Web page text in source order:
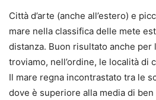
Città d’arte (anche all’estero) e
mare nella classifica delle mete
distanza. Buon risultato anche per
troviamo, nell’ordine, le località di
Il mare regna incontrastato tra le
dove è superiore alla media di